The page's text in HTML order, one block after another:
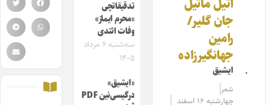
آتیل ماتیل
جان گلیر/
رامین
جهانگیرزاده
ایشیق
شعر
چهارشنبه ۱۶ اسفند
تدقیقاتچی
«محرم ایماز»
وفات ائتدی
سه‌شنبه ۶ مرداد
۱۴۰۵
«ایشیق»
درگیسی‌نین PDF